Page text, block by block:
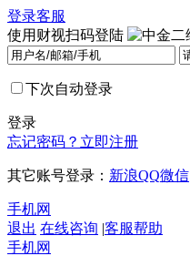
登录客服
使用财视扫码登陆
下次自动登录
登录
忘记密码？ 立即注册
其它账号登录： 新浪QQ微信
手机网
退出 在线咨询 |客服帮助
手机网